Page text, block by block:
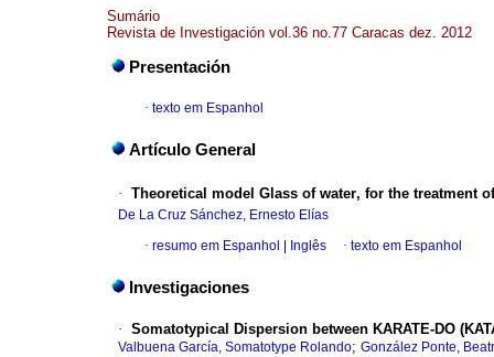
Sumário
Revista de Investigación vol.36 no.77 Caracas dez. 2012
Presentación
· texto em Espanhol
Artículo General
· Theoretical model Glass of water, for the
De La Cruz Sánchez, Ernesto Elías
· resumo em Espanhol Inglês · texto em Espanhol
Investigaciones
· Somatotypical Dispersion between KARATE-DO
Valbuena García, Somatotype Rolando; González Ponte,